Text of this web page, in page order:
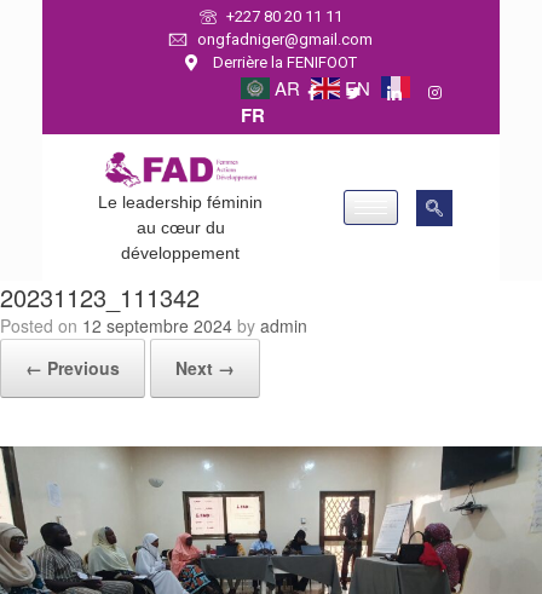
+227 80 20 11 11
ongfadniger@gmail.com
Derrière la FENIFOOT
AR EN
FR
Le leadership féminin
au cœur du
développement
20231123_111342
Posted on 12 septembre 2024 by admin
← Previous
Next →